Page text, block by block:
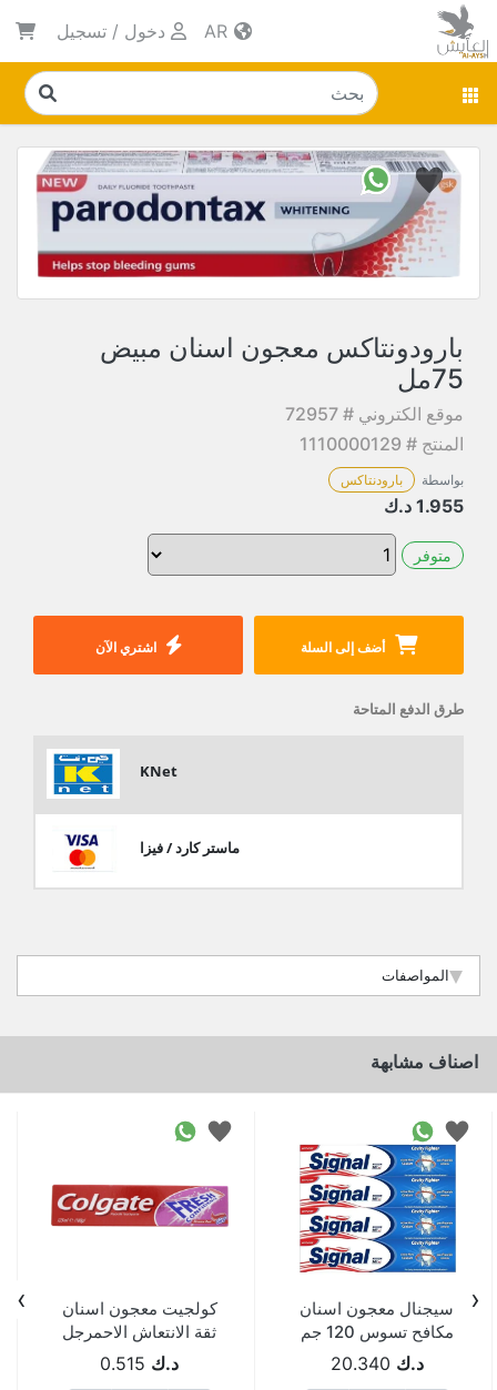
دخول / تسجيل
بارودونتاكس معجون اسنان مبيض
75مل
موقع الكتروني # 72957
المنتج # 1110000129
بواسطة بارودنتاكس
1.955 د.ك
متوفر
أضف إلى السلة اشتري الآن
طرق الدفع المتاحة
KNet
ماستر كارد / فيزا
المواصفات
اصناف مشابهة
سيجنال معجون اسنان
مكافح تسوس 120 جم
د.ك 20.340
كولجيت معجون اسنان
ثقة الانتعاش الاحمرجل
125 ملد.ك 0.515
‹
›